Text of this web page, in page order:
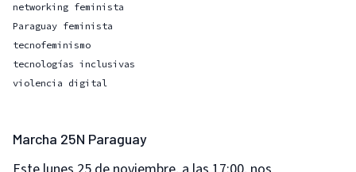
networking feminista
Paraguay feminista
tecnofeminismo
tecnologías inclusivas
violencia digital
Marcha 25N Paraguay